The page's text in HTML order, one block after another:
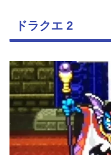
ドラクエ 2